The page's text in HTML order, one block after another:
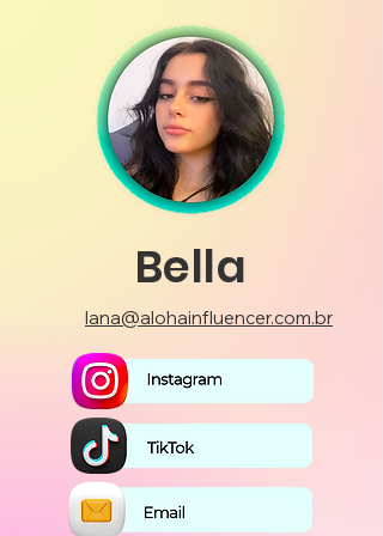
Bella
lana@alohainfluencer.com.br